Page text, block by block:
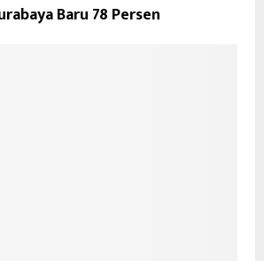
Baru 78 Persen